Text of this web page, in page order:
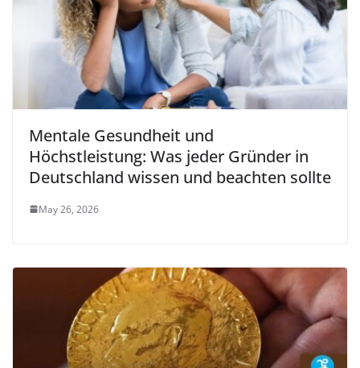
Mentale Gesundheit und
Höchstleistung: Was jeder Gründer in
Deutschland wissen und beachten sollte
May 26, 2026